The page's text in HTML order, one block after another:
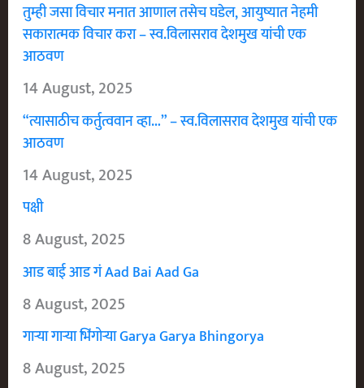
तुम्ही जसा विचार मनात आणाल तसेच घडेल, आयुष्यात नेहमी
सकारात्मक विचार करा – स्व.विलासराव देशमुख यांची एक
आठवण
14 August, 2025
“त्यासाठीच कर्तुत्ववान व्हा…” – स्व.विलासराव देशमुख यांची एक
आठवण
14 August, 2025
पक्षी
8 August, 2025
आड बाई आड गं Aad Bai Aad Ga
8 August, 2025
गाऱ्या गाऱ्या भिंगोऱ्या Garya Garya Bhingorya
8 August, 2025